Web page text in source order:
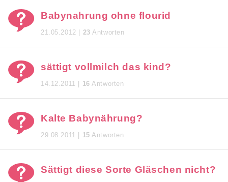
Babynahrung ohne flourid
21.05.2012 | 23 Antworten
sättigt vollmilch das kind?
14.12.2011 | 16 Antworten
Kalte Babynährung?
29.08.2011 | 15 Antworten
Sättigt diese Sorte Gläschen nicht?